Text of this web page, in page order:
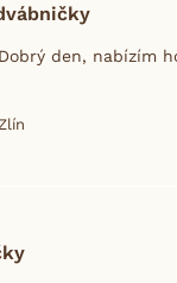
den, nabízím